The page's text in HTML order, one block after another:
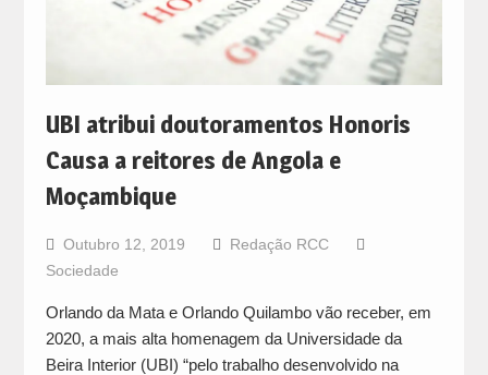
UBI atribui doutoramentos Honoris
Causa a reitores de Angola e
Moçambique
Outubro 12, 2019
Redação RCC
Sociedade
Orlando da Mata e Orlando Quilambo vão receber, em
2020, a mais alta homenagem da Universidade da
Beira Interior (UBI) “pelo trabalho desenvolvido na